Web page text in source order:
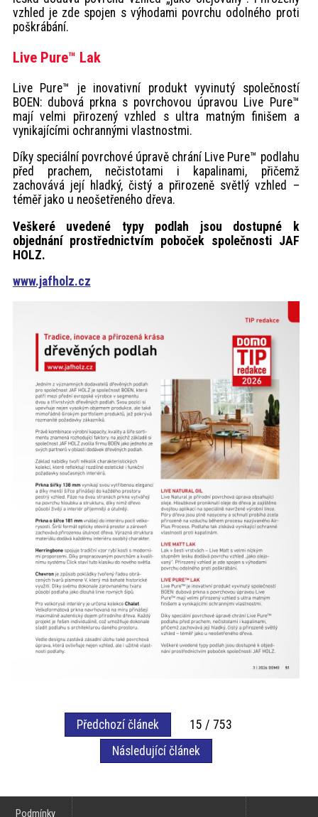
vzhled je zde spojen s výhodami povrchu odolného proti
poškrábání.
Live Pure™ Lak
Live Pure™ je inovativní produkt vyvinutý společností
BOEN: dubová prkna s povrchovou úpravou Live Pure™
mají velmi přirozený vzhled s ultra matným finišem a
vynikajícími ochrannými vlastnostmi.
Díky speciální povrchové úpravě chrání Live Pure™ podlahu
před prachem, nečistotami i kapalinami, přičemž
zachovává její hladký, čistý a přirozeně světlý vzhled –
téměř jako u neošetřeného dřeva.
Veškeré uvedené typy podlah jsou dostupné k
objednání prostřednictvím poboček společnosti JAF
HOLZ.
www.jafholz.cz
Předchozí článek
15 / 753
Následující článek
Podmínky